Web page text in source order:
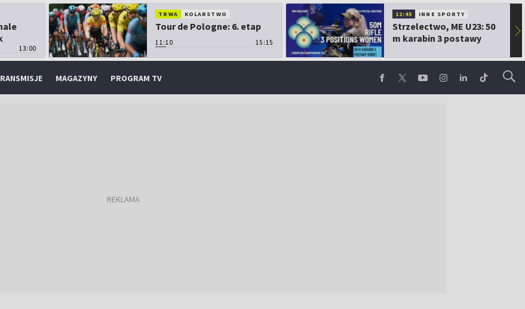
13:00
TRWA KOLARSTWO
Tour de Pologne: 6. etap
11:10 15:15
12:45 INNE SPORTY
Strzelectwo, ME U23: 50
m karabin 3 postawy
▶
MAGAZYNY PROGRAM TV